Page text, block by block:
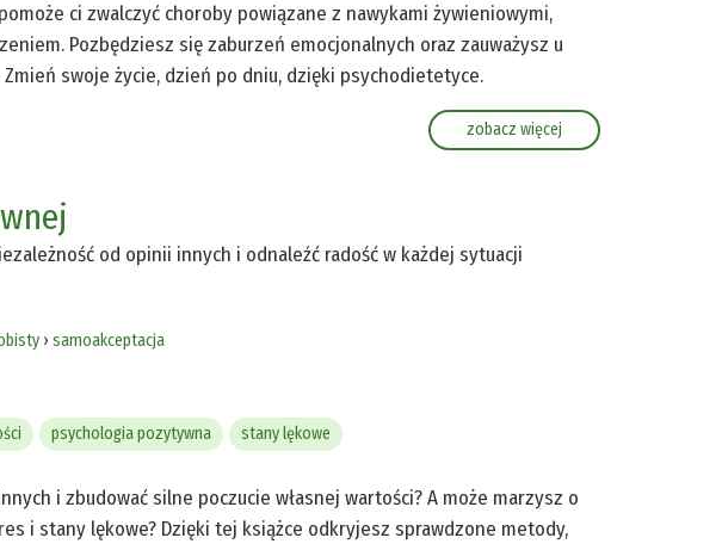
ci zwalczyć choroby powiązane z nawykami żywieniowymi,
Pozbędziesz się zaburzeń emocjonalnych oraz zauważysz u
swoje życie, dzień po dniu, dzięki psychodietetyce.
zobacz więcej
od opinii innych i odnaleźć radość w każdej sytuacji
› samoakceptacja
psychologia pozytywna stany lękowe
i zbudować silne poczucie własnej wartości? A może marzysz o
i stany lękowe? Dzięki tej książce odkryjesz sprawdzone metody,